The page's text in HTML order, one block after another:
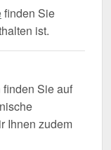
finden Sie
ist.
Sie auf
Ihnen zudem